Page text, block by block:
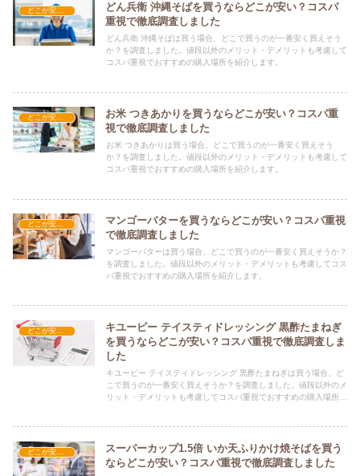
どこが安い？-食品・食材
どん兵衛 沖縄そばを買うならどこが安い？コスパ
重視で徹底調査しました
どん兵衛 沖縄そばは買う場合、どこで買うのが一番安く買えそう
か？を調査しました。値段以外のメリット・デメリットも考慮して
コスパ重視でおすすめの購入場所を紹介します。
どこが安い？-食品・食材
お米 つきあかりを買うならどこが安い？コスパ重
視で徹底調査しました
お米 つきあかりは買う場合、どこで買うのが一番安く買えそう
か？を調査しました。値段以外のメリット・デメリットも考慮して
コスパ重視でおすすめの購入場所を紹介します。
どこが安い？-食品・食材
マンゴーバターを買うならどこが安い？コスパ重視
で徹底調査しました
マンゴーバターは買う場合、どこで買うのが一番安く買えそうか？
を調査しました。値段以外のメリット・デメリットも考慮してコス
パ重視でおすすめの購入場所を紹介します。
どこが安い？-食品・食材
キユーピー テイスティドレッシング 黒酢たまねぎ
を買うならどこが安い？コスパ重視で徹底調査しま
した
キユーピー テイスティドレッシング 黒酢たまねぎは買う場合、ど
こで買うのが一番安く買えそうか？を調査しました。値段以外のメ
リット・デメリットも考慮してコスパ重視でおすすめの購入場所を
どこが安い？-食品・食材
スーパーカップ1.5倍 いか天ふりかけ焼そばを買う
ならどこが安い？コスパ重視で徹底調査しました